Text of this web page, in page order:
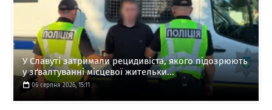
У Славуті затримали рецидивіста, якого підозрюють
у зґвалтуванні місцевої жительки...
06 серпня 2026, 15:11